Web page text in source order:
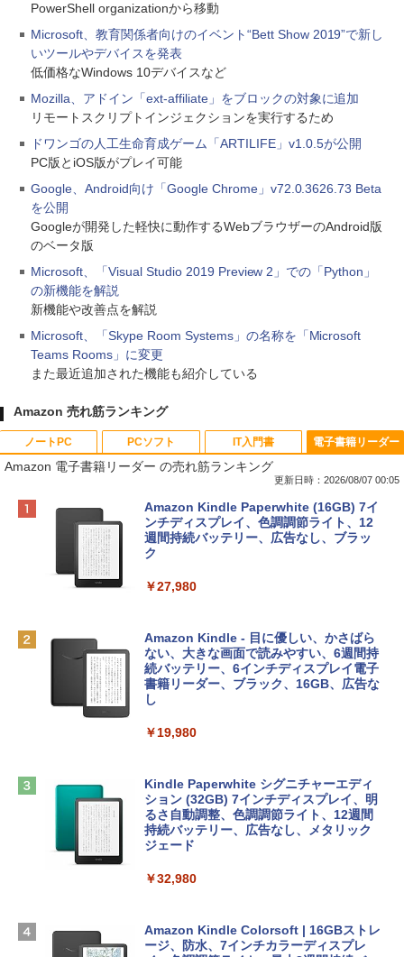
PowerShell organizationから移動
Microsoft、教育関係者向けのイベント“Bett Show 2019”で新し
いツールやデバイスを発表
低価格なWindows 10デバイスなど
Mozilla、アドイン「ext-affiliate」をブロックの対象に追加
リモートスクリプトインジェクションを実行するため
ドワンゴの人工生命育成ゲーム「ARTILIFE」v1.0.5が公開
PC版とiOS版がプレイ可能
Google、Android向け「Google Chrome」v72.0.3626.73 Beta
を公開
Googleが開発した軽快に動作するWebブラウザーのAndroid版
のベータ版
Microsoft、「Visual Studio 2019 Preview 2」での「Python」
の新機能を解説
新機能や改善点を解説
Microsoft、「Skype Room Systems」の名称を「Microsoft
Teams Rooms」に変更
また最近追加された機能も紹介している
Amazon 売れ筋ランキング
ノートPC
Apple 2026 MacBook Neo A18 Proチッ
プ搭載13インチノートブック：AIとAppl
e Intelligence、Liquid Retinaディスプ
レイ、8GBメモリ、512GB SSD、1080p
ィゴ + 3年延長 AppleCare+ for 13インチ
￥162,598
tomtoc 360°保護 15.6 16インチ パソコ
ンケース Dell NEC Lavie ASUS HP dyna
Apple 2026 MacBook Air M5チップ搭載
13インチノートブック：AIとApple Intell
igence、13.6インチLiquid Retinaディ
スプレイ、24GBユニファイドメモリ、1
ラ、Touch ID - ミッドナイト + 3年延長
￥347,600
PCソフト
Robloxギフトカード - 800 Robux 【限
定バーチャルアイテムを含む】 【オンラ
インゲームコード】 ロブロックス | オン
ラインコード版
￥1,300
Robloxギフトカード - 2,000 Robux 【限
定バーチャルアイテムを含む】 【オンラ
インゲームコード】 ロブロックス | オン
ラインコード版
4(最新 永続版)|オンラインコード版|Wind
ows11、10/mac対応|PC2台
￥39,582
Robloxギフトカード - 1000 Robux 【限
ラインコード版
IT入門書
生成AIパスポート公式テキスト 第４版
￥1,766
出す プロンプトの言葉 AI画像生成シリー
ズ (はぴーイラストLabo)
￥480
ClaudeCode いちばんやさしい 教科書:
にもKindle出版にも！ 非エンジニアのた
めのAIコーディング入門シリーズ
￥99
FM TOWNS ハイパー・カタログ: 本体ハ
￥1,600
電子書籍リーダー
Amazon 電子書籍リーダー の売れ筋ランキング
更新日時：2026/08/07 00:05
Amazon Kindle Paperwhite (16GB) 7イ
ンチディスプレイ、色調調節ライト、12
週間持続バッテリー、広告なし、ブラッ
ク
￥27,980
Amazon Kindle - 目に優しい、かさばら
ない、大きな画面で読みやすい、6週間持
続バッテリー、6インチディスプレイ電子
書籍リーダー、ブラック、16GB、広告な
し
￥19,980
Kindle Paperwhite シグニチャーエディ
ション (32GB) 7インチディスプレイ、明
るさ自動調整、色調調節ライト、12週間
持続バッテリー、広告なし、メタリック
ジェード
￥32,980
Amazon Kindle Colorsoft | 16GBストレ
ージ、防水、7インチカラーディスプレ